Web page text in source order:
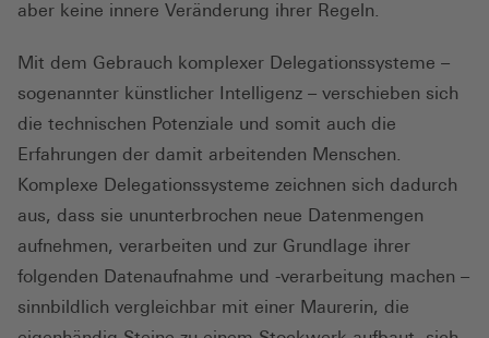
aber keine innere Veränderung ihrer Regeln.
Mit dem Gebrauch komplexer Delegationssysteme –
sogenannter künstlicher Intelligenz – verschieben sich
die technischen Potenziale und somit auch die
Erfahrungen der damit arbeitenden Menschen.
Komplexe Delegationssysteme zeichnen sich dadurch
aus, dass sie ununterbrochen neue Datenmengen
aufnehmen, verarbeiten und zur Grundlage ihrer
folgenden Datenaufnahme und -verarbeitung machen –
sinnbildlich vergleichbar mit einer Maurerin, die